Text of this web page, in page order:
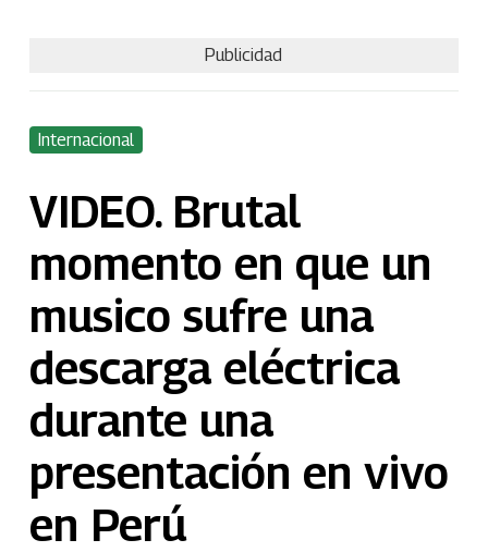
Publicidad
Internacional
VIDEO. Brutal
momento en que un
musico sufre una
descarga eléctrica
durante una
presentación en vivo
en Perú